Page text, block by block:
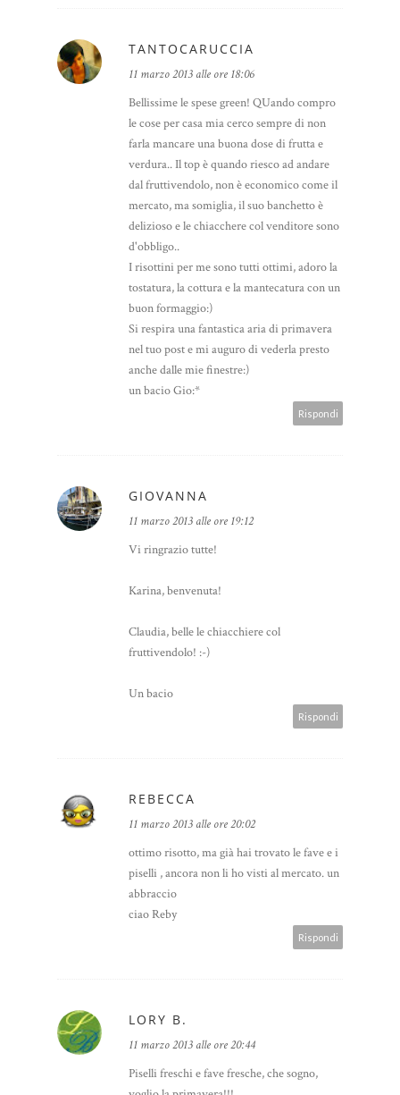
TANTOCARUCCIA
11 marzo 2013 alle ore 18:06
Bellissime le spese green! QUando compro
le cose per casa mia cerco sempre di non
farla mancare una buona dose di frutta e
verdura.. Il top è quando riesco ad andare
dal fruttivendolo, non è economico come il
mercato, ma somiglia, il suo banchetto è
delizioso e le chiacchere col venditore sono
d'obbligo..
I risottini per me sono tutti ottimi, adoro la
tostatura, la cottura e la mantecatura con un
buon formaggio:)
Si respira una fantastica aria di primavera
nel tuo post e mi auguro di vederla presto
anche dalle mie finestre:)
un bacio Gio:*
Rispondi
GIOVANNA
11 marzo 2013 alle ore 19:12
Vi ringrazio tutte!
Karina, benvenuta!
Claudia, belle le chiacchiere col
fruttivendolo! :-)
Un bacio
Rispondi
REBECCA
11 marzo 2013 alle ore 20:02
ottimo risotto, ma già hai trovato le fave e i
piselli , ancora non li ho visti al mercato. un
abbraccio
ciao Reby
Rispondi
LORY B.
11 marzo 2013 alle ore 20:44
Piselli freschi e fave fresche, che sogno,